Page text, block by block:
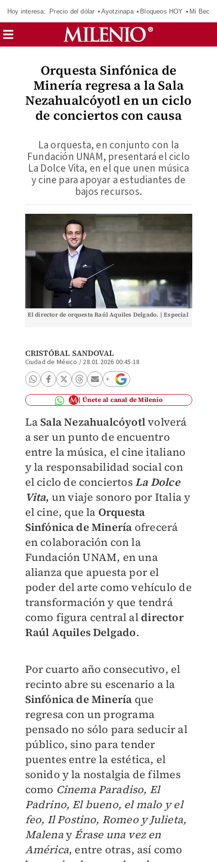
Hoy interesa: Precio del dólar Ayotzinapa Bloqueos HOY Mi Beca
Orquesta Sinfónica de
Minería regresa a la Sala
Nezahualcóyotl en un ciclo
de conciertos con causa
La orquesta, en conjunto con la
Fundación UNAM, presentará el ciclo
La Dolce Vita, en el que unen música
y cine para apoyar a estudiantes de
bajos recursos.
El director de orquesta Raúl Aquiles Delgado. | Especial
CRISTÓBAL SANDOVAL
Ciudad de México / 28.01.2026 00:45:18
Únete al canal de Milenio
La Sala Nezahualcóyotlvolverá
a ser un punto de encuentro
entre la música, el cine italiano
y la responsabilidad social con
el ciclo de conciertos La Dolce
Vita, un viaje sonoro por Italia y
el cine, que la Orquesta
Sinfónica de Minería ofrecerá
en colaboración con la
Fundación UNAM, en una
alianza que apuesta por el
poder del arte como vehículo de
transformación y que tendrá
como figura central aldirector
Raúl Aquiles Delgado.
Por cuarto año consecutivo, el
recinto abre su escenario a la
Sinfónica de Minería que
regresa con un programa
pensado no sólo para seducir al
público, sino para tender
puentes entre la estética, el
sonido y la nostalgia de filmes
como Cinema Paradiso, El
Padrino, El bueno, el malo y el
feo, Il Postino, Romeo y Julieta,
Malenay Érase una vez en
América, entre otras, así como